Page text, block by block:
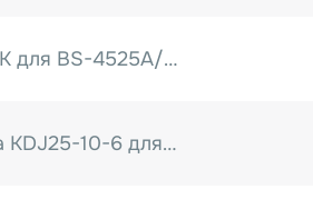
Потенциометр 2W 22K для BS-4525A/ FRP-1120WH
Ручка потенциометра KDJ25-10-6 для BS-4525A